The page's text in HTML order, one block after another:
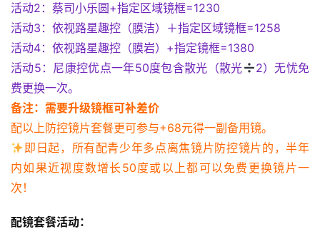
活动2：蔡司小乐圆+指定区域镜框=1230
活动3：依视路星趣控（膜洁）＋指定区域镜框=1258
活动4：依视路星趣控（膜岩）+指定镜框=1380
活动5：尼康控优点一年50度包含散光（散光
2）无忧免
费更换一次。
备注：需要升级镜框可补差价
配以上防控镜片套餐更可参与+68元得一副备用镜。
即日起，所有配青少年多点离焦镜片防控镜片的，半年
内如果近视度数增长50度或以上都可以免费更换镜片一
次！
配镜套餐活动：